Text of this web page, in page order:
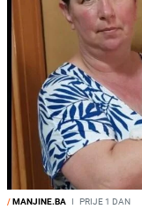
/MANJINE.BA I PRIJE 1 DAN